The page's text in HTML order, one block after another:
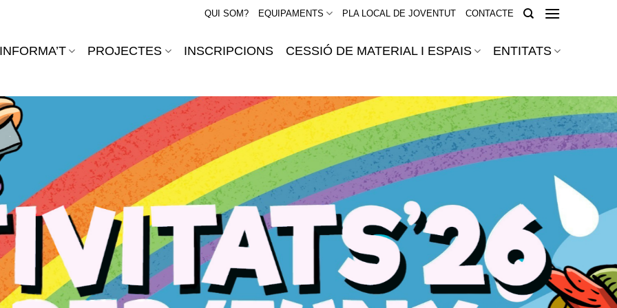
QUI SOM? EQUIPAMENTS PLA LOCAL DE JOVENTUT CONTACTE
INFORMA’T PROJECTES INSCRIPCIONS CESSIÓ DE MATERIAL I ESPAIS ENTITATS